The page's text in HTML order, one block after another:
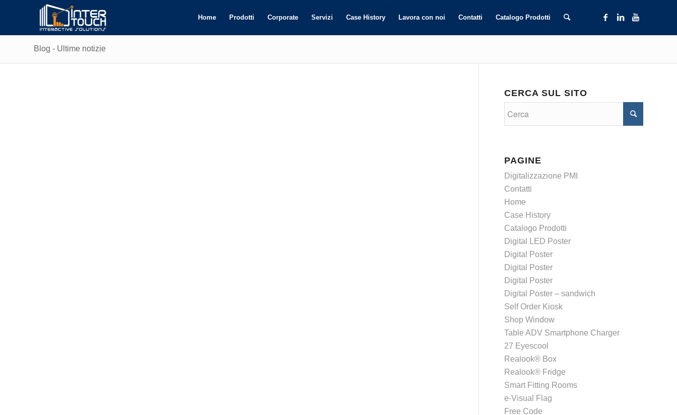
Home Prodotti Corporate Servizi Case History Lavora con noi Contatti Catalogo Prodotti
Blog - Ultime notizie
CERCA SUL SITO
PAGINE
Digitalizzazione PMI
Contatti
Home
Case History
Catalogo Prodotti
Digital LED Poster
Digital Poster
Digital Poster
Digital Poster
Digital Poster – sandwich
Self Order Kiosk
Shop Window
Table ADV Smartphone Charger
27 Eyescool
Realook® Box
Realook® Fridge
Smart Fitting Rooms
e-Visual Flag
Free Code